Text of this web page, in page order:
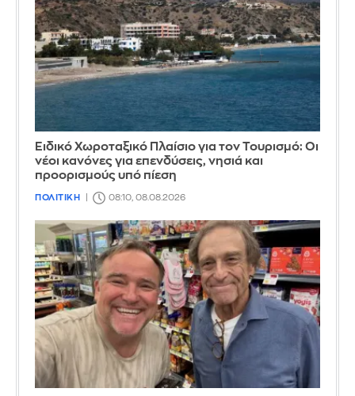
Ειδικό Χωροταξικό Πλαίσιο για τον Τουρισμό: Οι
νέοι κανόνες για επενδύσεις, νησιά και
προορισμούς υπό πίεση
ΠΟΛΙΤΙΚΗ 08:10, 08.08.2026